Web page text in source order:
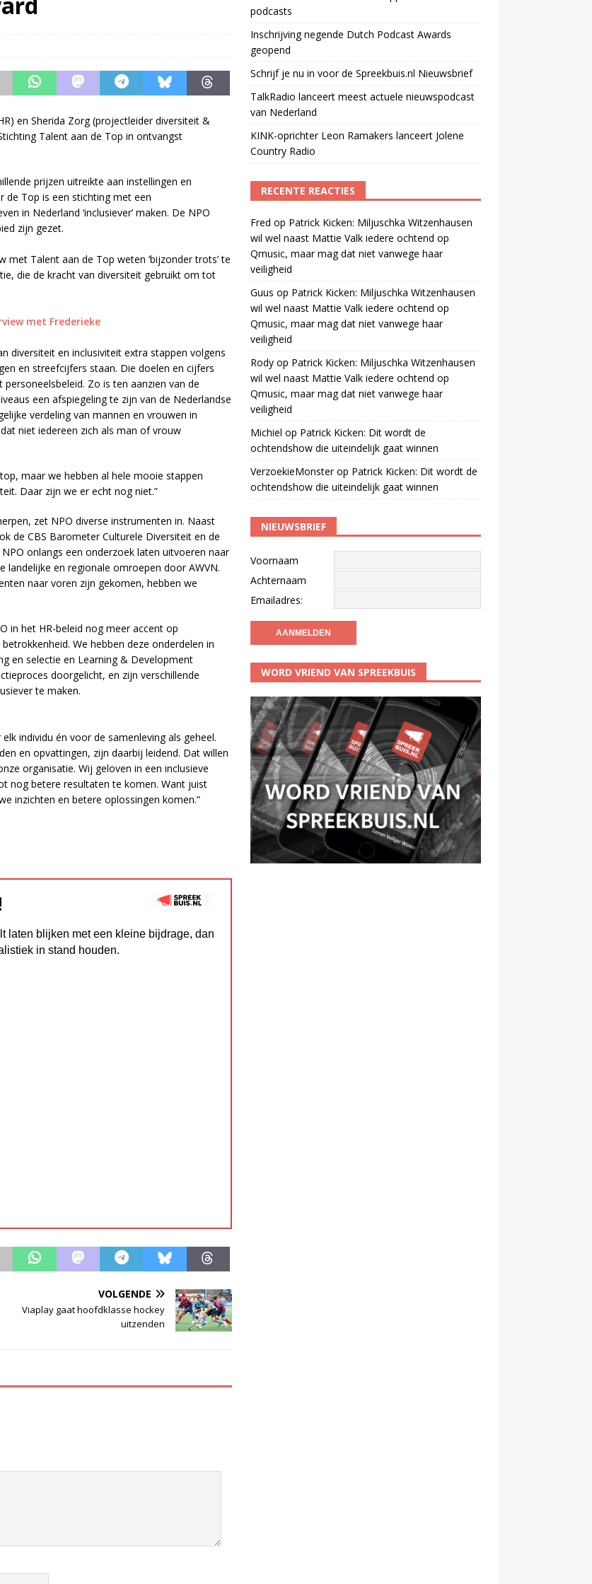
en Sherida Zorg (projectleider diversiteit &
Talent aan de Top in ontvangst
prijzen uitreikte aan instellingen en
de Top is een stichting met een
in Nederland ‘inclusiever’ maken. De NPO
zijn gezet.
Talent aan de Top weten ‘bijzonder trots’ te
die de kracht van diversiteit gebruikt om tot
met Frederieke
diversiteit en inclusiviteit extra stappen volgens
en streefcijfers staan. Die doelen en cijfers
Zo is ten aanzien van de
een afspiegeling te zijn van de Nederlandse
verdeling van mannen en vrouwen in
niet iedereen zich als man of vrouw
maar we hebben al hele mooie stappen
Daar zijn we er echt nog niet.”
zet NPO diverse instrumenten in. Naast
de CBS Barometer Culturele Diversiteit en de
onlangs een onderzoek laten uitvoeren naar
landelijke en regionale omroepen door AWVN.
naar voren zijn gekomen, hebben we
in het HR-beleid nog meer accent op
We hebben deze onderdelen in
en selectie en Learning & Development
doorgelicht, en zijn verschillende
te maken.
individu én voor de samenleving als geheel.
en opvattingen, zijn daarbij leidend. Dat willen
organisatie. Wij geloven in een inclusieve
nog betere resultaten te komen. Want juist
inzichten en betere oplossingen komen.”
laten blijken met een kleine bijdrage, dan
in stand houden.
VOLGENDE
Viaplay gaat hoofdklasse hockey
uitzenden
podcasts
Inschrijving negende Dutch Podcast Awards
geopend
Schrijf je nu in voor de Spreekbuis.nl Nieuwsbrief
TalkRadio lanceert meest actuele nieuwspodcast
van Nederland
KINK-oprichter Leon Ramakers lanceert Jolene
Country Radio
RECENTE REACTIES
Fred op Patrick Kicken: Miljuschka Witzenhausen
wil wel naast Mattie Valk iedere ochtend op
Qmusic, maar mag dat niet vanwege haar
veiligheid
Guus op Patrick Kicken: Miljuschka Witzenhausen
wil wel naast Mattie Valk iedere ochtend op
Qmusic, maar mag dat niet vanwege haar
veiligheid
Rodyop Patrick Kicken: Miljuschka Witzenhausen
wil wel naast Mattie Valk iedere ochtend op
Qmusic, maar mag dat niet vanwege haar
veiligheid
Michiel op Patrick Kicken: Dit wordt de
ochtendshow die uiteindelijk gaat winnen
VerzoekieMonsterop Patrick Kicken: Dit wordt de
ochtendshow die uiteindelijk gaat winnen
NIEUWSBRIEF
Voornaam
Achternaam
Emailadres:
WORD VRIEND VAN SPREEKBUIS